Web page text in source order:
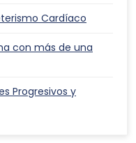
Cardíaco
con más de una
Progresivos y